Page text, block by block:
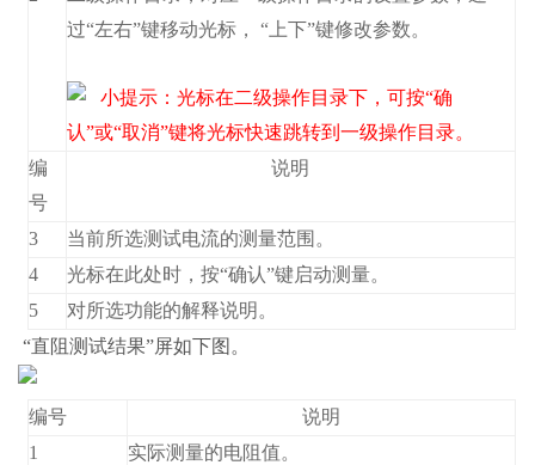
过“左右”键移动光标， “上下”键修改参数。
小提示：光标在二级操作目录下，可按“确
认”或“取消”键将光标快速跳转到一级操作目录。
编
号
说明
3
当前所选测试电流的测量范围。
4
光标在此处时，按“确认”键启动测量。
5
对所选功能的解释说明。
“直阻测试结果”屏如下图。
编号
说明
1
实际测量的电阻值。